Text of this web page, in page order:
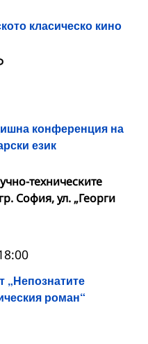
класическо кино
конференция на
език
техническите
София, ул. „Георги
„Непознатите
роман“